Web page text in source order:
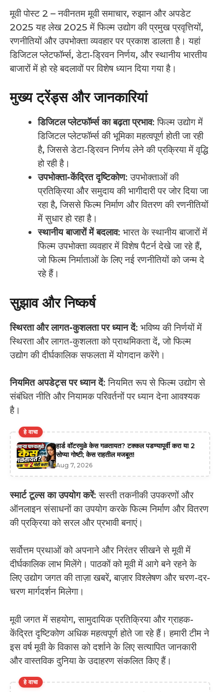
मूवी पोस्ट 2 – नवीनतम मूवी समाचार, रुझान और अपडेट
2025 यह लेख 2025 में फिल्म उद्योग की प्रमुख प्रवृत्तियों,
रणनीतियों और उपभोक्ता व्यवहार पर प्रकाश डालता है। यहां
डिजिटल प्लेटफॉर्म्स, डेटा-ड्रिवन निर्णय, और स्थानीय भारतीय
बाजारों में हो रहे बदलावों पर विशेष ध्यान दिया गया है।
मुख्य ट्रेंड्स और जानकारियां
डिजिटल प्लेटफॉर्म्स का बढ़ता प्रभाव: फिल्म उद्योग में
डिजिटल प्लेटफॉर्म्स की भूमिका महत्वपूर्ण होती जा रही
है, जिससे डेटा-ड्रिवन निर्णय लेने की प्रक्रिया में वृद्धि
हो रही है।
उपभोक्ता-केंद्रित दृष्टिकोण: उपभोक्ताओं की
प्रतिक्रिया और समुदाय की भागीदारी पर जोर दिया जा
रहा है, जिससे फिल्म निर्माण और वितरण की रणनीतियों
में सुधार हो रहा है।
स्थानीय बाजारों में बदलाव: भारत के स्थानीय बाजारों में
फिल्म उपभोक्ता व्यवहार में विशेष पैटर्न देखे जा रहे हैं,
जो फिल्म निर्माताओं के लिए नई रणनीतियों को जन्म दे
रहे हैं।
सुझाव और निष्कर्ष
स्थिरता और लागत-कुशलता पर ध्यान दें: भविष्य की निर्णयों में
स्थिरता और लागत-कुशलता को प्राथमिकता दें, जो फिल्म
उद्योग की दीर्घकालिक सफलता में योगदान करेंगे।
नियमित अपडेट्स पर ध्यान दें: नियमित रूप से फिल्म उद्योग से
संबंधित नीति और नियामक परिवर्तनों पर ध्यान देना आवश्यक
है।
हे वाचा
हार्ड वॉटरमुळे केस गळतायत? टक्कल पडण्यापूर्वी करा या 2
सोप्या गोष्टी; केस राहतील मजबूत!
Aug 7, 2026
स्मार्ट टूल्स का उपयोग करें: सस्ती तकनीकी उपकरणों और
ऑनलाइन संसाधनों का उपयोग करके फिल्म निर्माण और वितरण
की प्रक्रिया को सरल और प्रभावी बनाएं।
सर्वोत्तम प्रथाओं को अपनाने और निरंतर सीखने से मूवी में
दीर्घकालिक लाभ मिलेंगे। पाठकों को मूवी में आगे बने रहने के
लिए उद्योग जगत की ताज़ा खबरें, बाज़ार विश्लेषण और चरण-दर-
चरण मार्गदर्शन मिलेगा।
मूवी जगत में सहयोग, सामुदायिक प्रतिक्रिया और ग्राहक-
केंद्रित दृष्टिकोण अधिक महत्वपूर्ण होते जा रहे हैं। हमारी टीम ने
इस वर्ष मूवी के विकास को दर्शाने के लिए सत्यापित जानकारी
और वास्तविक दुनिया के उदाहरण संकलित किए हैं।
हे वाचा